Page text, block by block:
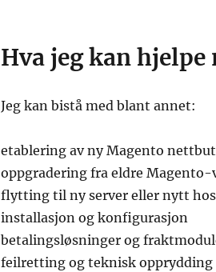
Hva jeg kan hjelpe
Jeg kan bistå med blant annet:
etablering av ny Magento
oppgradering fra eldre Magento-
flytting til ny server eller nytt
installasjon og konfigurasjon
betalingsløsninger og
feilretting og teknisk opprydding